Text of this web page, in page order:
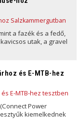
a fazék és a fedő,
utak, a gravel
és E-MTB-hez
Power
kiemelkednek